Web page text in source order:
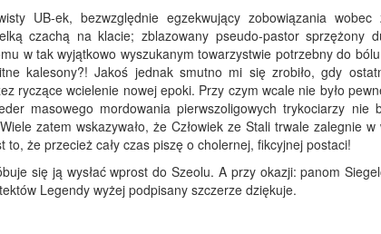
UB-ek, bezwzględnie egzekwujący zobowiązania wobec
czachą na klacie; zblazowany pseudo-pastor sprzężony
w tak wyjątkowo wyszukanym towarzystwie potrzebny do
kalesony?! Jakoś jednak smutno mi się zrobiło, gdy
ryczące wcielenie nowej epoki. Przy czym wcale nie było
masowego mordowania pierwszoligowych trykociarzy nie
zatem wskazywało, że Człowiek ze Stali trwale zalegnie
że przecież cały czas piszę o cholernej, fikcyjnej postaci!
się ją wysłać wprost do Szeolu. A przy okazji: panom
Legendy wyżej podpisany szczerze dziękuje.